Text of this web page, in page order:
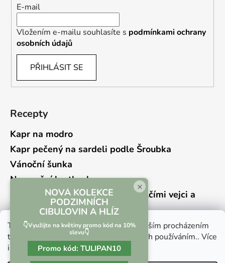
Tento web používá soubory cookie. Dalším procházením
tohoto webu vyjadřujete souhlas s jejich používáním.. Více
informacízde.
E-mail
Vložením e-mailu souhlasíte s podmínkami ochrany
osobních údajů
PŘIHLÁSIT SE
Recepty
Kapr na modro
Kapr pečený na sardeli podle Šroubka
Vánoční šunka
Novoroční hrstkovka
Lehký bramborový salát s křepelčími vejci a
kyselou okurkou
Vrácení zboží a reklamace Kontaktní formulář
×
NOVÁ KOLEKCE
PODZIMNÍCH
CIBULOVIN A HLÍZ
👇Využijte na květiny promo kód na 10%
slevu👇
Promo kód: TULIPAN10